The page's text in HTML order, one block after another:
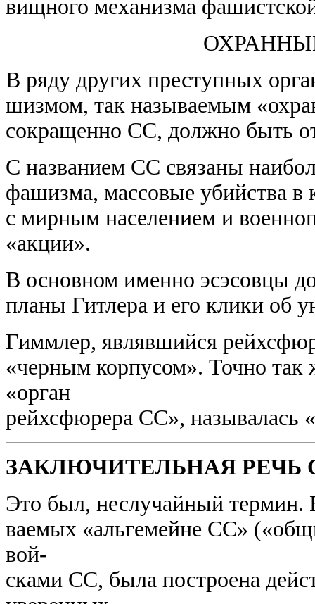
вищного механизма
В ряду других преступных
шизмом, так называемым
сокращенно СС, должно быть
С названием СС связаны
фашизма, массовые убийства в
с мирным населением и
«акции».
В основном именно эсэсовцы
планы Гитлера и его клики об
Гиммлер, являвшийся
«черным корпусом». Точно так
«орган
рейхсфюрера СС»,
ЗАКЛЮЧИТЕЛЬНАЯ РЕЧЬ
Это был, неслучайный термин.
ваемых «альгемейне СС»
вой-
сками СС, была построена